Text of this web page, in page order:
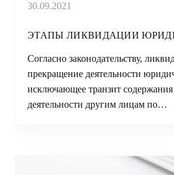
30.09.2021
ЭТАПЫ ЛИКВИДАЦИИ
Согласно законодательству,
прекращение деятельности
исключающее транзит содержания
деятельности другим лицам по…